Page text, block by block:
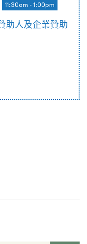
11:30am - 1:00pm
助人及企業贊助